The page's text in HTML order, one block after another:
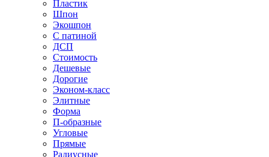
Пластик
Шпон
Экошпон
С патиной
ДСП
Стоимость
Дешевые
Дорогие
Эконом-класс
Элитные
Форма
П-образные
Угловые
Прямые
Радиусные